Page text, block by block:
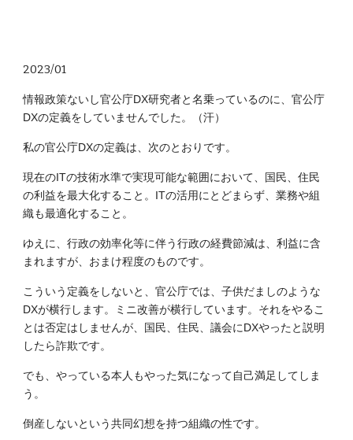
2023/01
情報政策ないし官公庁DX研究者と名乗っているのに、官公庁
DXの定義をしていませんでした。（汗）
私の官公庁DXの定義は、次のとおりです。
現在のITの技術水準で実現可能な範囲において、国民、住民
の利益を最大化すること。ITの活用にとどまらず、業務や組
織も最適化すること。
ゆえに、行政の効率化等に伴う行政の経費節減は、利益に含
まれますが、おまけ程度のものです。
こういう定義をしないと、官公庁では、子供だましのような
DXが横行します。ミニ改善が横行しています。それをやるこ
とは否定はしませんが、国民、住民、議会にDXやったと説明
したら詐欺です。
でも、やっている本人もやった気になって自己満足してしま
う。
倒産しないという共同幻想を持つ組織の性です。